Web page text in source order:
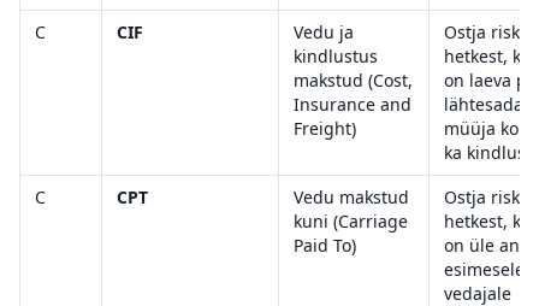
C
CIF
Vedu ja
kindlustus
makstud (Cost,
Insurance and
Freight)
Ostja risk
hetkest,
on laeva
müüja
ka
C
CPT
Vedu makstud
kuni (Carriage
Paid To)
Ostja risk
hetkest,
on üle
esimesele
vedajale